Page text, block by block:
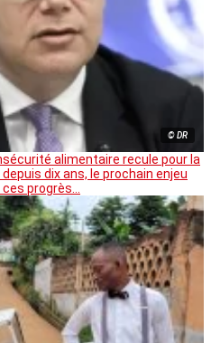
© DR
alimentaire recule pour la
dix ans, le prochain enjeu
progrès…